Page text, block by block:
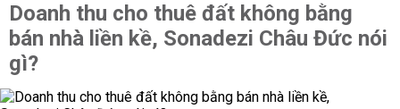
Doanh thu cho thuê đất không bằng
bán nhà liền kề, Sonadezi Châu Đức nói
gì?